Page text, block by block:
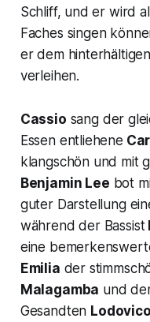
Schliff, und er wird
Faches singen
er dem
verleihen.
Cassio sang der
Essen entliehene
klangschön und mit
Benjamin Lee bot
guter Darstellung
während der Bassist
eine
Emilia der
Malagamba und
Gesandten Lodovico